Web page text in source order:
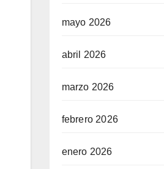
mayo 2026
abril 2026
marzo 2026
febrero 2026
enero 2026